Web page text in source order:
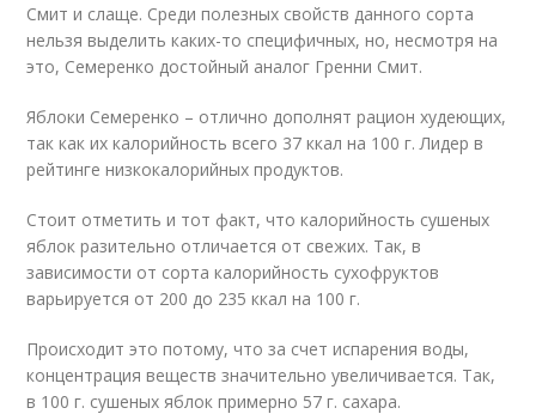
Смит и слаще. Среди полезных свойств данного сорта
нельзя выделить каких-то специфичных, но, несмотря на
это, Семеренко достойный аналог Гренни Смит.
Яблоки Семеренко – отлично дополнят рацион худеющих,
так как их калорийность всего 37 ккал на 100 г. Лидер в
рейтинге низкокалорийных продуктов.
Стоит отметить и тот факт, что калорийность сушеных
яблок разительно отличается от свежих. Так, в
зависимости от сорта калорийность сухофруктов
варьируется от 200 до 235 ккал на 100 г.
Происходит это потому, что за счет испарения воды,
концентрация веществ значительно увеличивается. Так,
в 100 г. сушеных яблок примерно 57 г. сахара.